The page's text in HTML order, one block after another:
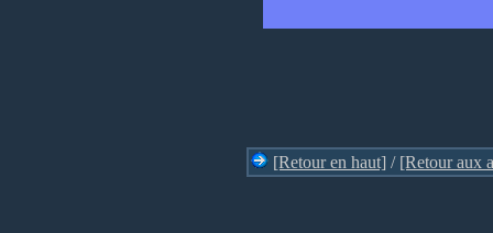
[Retour en haut] / [Retour aux